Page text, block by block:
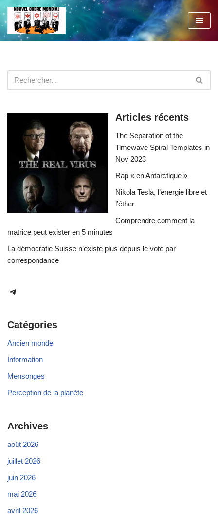
Aller
au
Articles récents
The Separation of the
Timewave Spiral Templates in
Nov 2023
Rap « en Antarctique »
Nikola Tesla, l’énergie libre et
l’éther
Comprendre comment la
matrice peut exister en 5 minutes
La démocratie Suisse n’existe plus depuis le vote par
correspondance
Catégories
Ancien monde
Information
Mensonges
Perception de la planète
Archives
août 2026
juillet 2026
juin 2026
mai 2026
avril 2026